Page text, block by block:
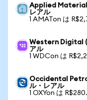
Applied
レアル
1 AMATon は
Western Digital
アル
1 WDCon は
Occidental
ル・レアル
1 OXYon は